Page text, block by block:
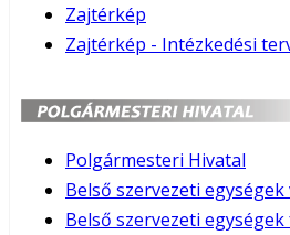
Zajtérkép
Zajtérkép - Intézkedési
Polgármesteri Hivatal
Belső szervezeti egységek
Belső szervezeti